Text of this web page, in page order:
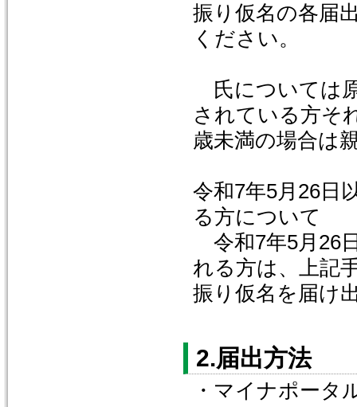
振り仮名の各届
ください。
氏については
されている方そ
歳未満の場合は
令和7年5月26日
る方について
令和7年5月26
れる方は、上記
振り仮名を届け
2.届出方法
・マイナポータ